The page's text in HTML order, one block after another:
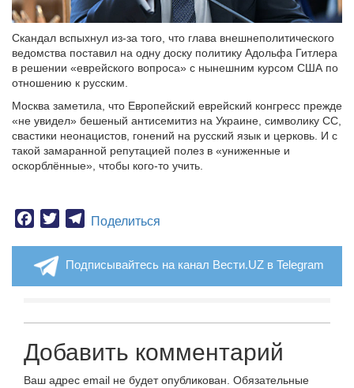
Скандал вспыхнул из-за того, что глава внешнеполитического
ведомства поставил на одну доску политику Адольфа Гитлера
в решении «еврейского вопроса» с нынешним курсом США по
отношению к русским.
Москва заметила, что Европейский еврейский конгресс прежде
«не увидел» бешеный антисемитиз на Украине, символику СС,
свастики неонацистов, гонений на русский язык и церковь. И с
такой замаранной репутацией полез в «униженные и
оскорблённые», чтобы кого-то учить.
Facebook
TwitterTelegram
Поделиться
Подписывайтесь на канал Вести.UZ в Telegram
Добавить комментарий
Ваш адрес email не будет опубликован. Обязательные